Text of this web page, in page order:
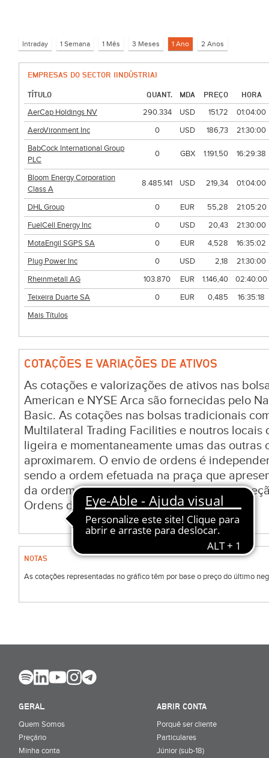
EMPRESAS DO SECTOR (INDÚSTRIA)
TÍTULO QUANT. MDA PREÇO
HORA
AerCap Holdings NV
290.334 USD 151,72
01:04:00
AeroVironment Inc
0 USD 186,73
21:30:00
BabCock International Group
PLC
0 GBX 1.191,50 16:29:38
Bloom Energy Corporation
Class A
8.485.141 USD 219,34 01:04:00
DHL Group 0 EUR 55,28
21:05:20
FuelCell Energy Inc
0 USD 20,43
21:30:00
MotaEngil SGPS SA
0 EUR 4,528
16:35:02
Plug Power Inc
0 USD 2,18
21:30:00
Rheinmetall AG
103.870 EUR 1.146,40
02:40:00
Teixeira Duarte SA
0 EUR 0,485
16:35:18
Mais Títulos
COTAÇÕES E VARIAÇÕES DE ATIVOS
As cotações e valorizações de ativos nas
American e NYSE Arca são fornecidas pelo
Basic. As cotações nas bolsas tradicionais
Multilateral Trading Facilities e noutros
ligeira e momentaneamente umas das outras
aproximarem. O envio de ordens é
sendo a ordem efetuada na praça que
da ordem, de acordo com a Política de
Ordens do BiG.
NOTAS
As cotações representadas no gráfico têm por base o preço do último
GERAL
Quem Somos
Preçário
Minha conta
ABRIR CONTA
Porquê ser cliente
Particulares
Júnior (sub-18)